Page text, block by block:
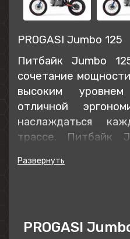
PROGASI Jumbo 125
Питбайк Jumbo
сочетание
высоким
отличной
наслаждаться
трассе. Питбайк
сочетание
PROGASI